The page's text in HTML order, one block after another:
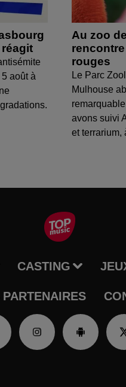
août à
Au zoo
rouges
Le Parc
Mulhouse
avons suivi
et terrarium,
CASTING